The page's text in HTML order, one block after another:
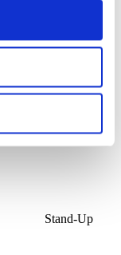
Koncerty
Stand-Up